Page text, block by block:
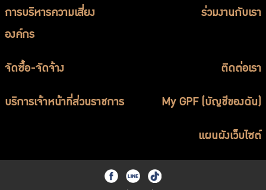
การบริหารความเสี่ยง
องค์กร
ร่วมงานกับเรา
จัดซื้อ-จัดจ้าง ติดต่อเรา
บริการเจ้าหน้าที่ส่วนราชการ My GPF (บัญชีของฉัน)
แผนผังเว็บไซต์